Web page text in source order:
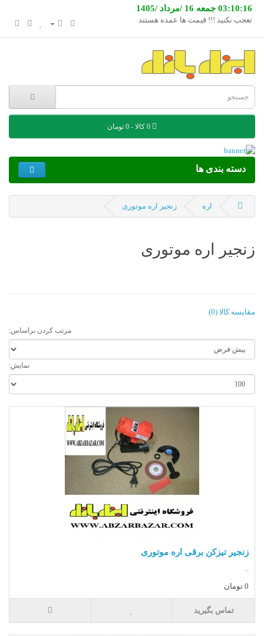
03:10:16 جمعه 16 /مرداد /1405
تعجب نکنید !!! قیمت ها عمده هستند
0 کالا - 0 تومان
دسته بندی ها
اره زنجیر اره موتوری
زنجیر اره موتوری
مقایسه کالا (0)
مرتب کردن براساس:
نمایش:
زنجیر تیزکن برقی اره موتوری
..
0 تومان
تماس بگیرید